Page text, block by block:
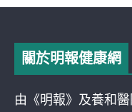
關於明報健康網
由《明報》及養和